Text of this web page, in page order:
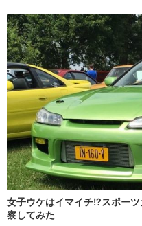
女子ウケはイマイチ!?スポー
察してみた